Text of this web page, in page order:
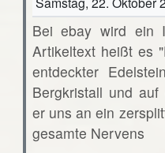
Bei ebay wird ein
Artikeltext heißt es
entdeckter
Bergkristall und
er uns an ein
gesamte Nervens